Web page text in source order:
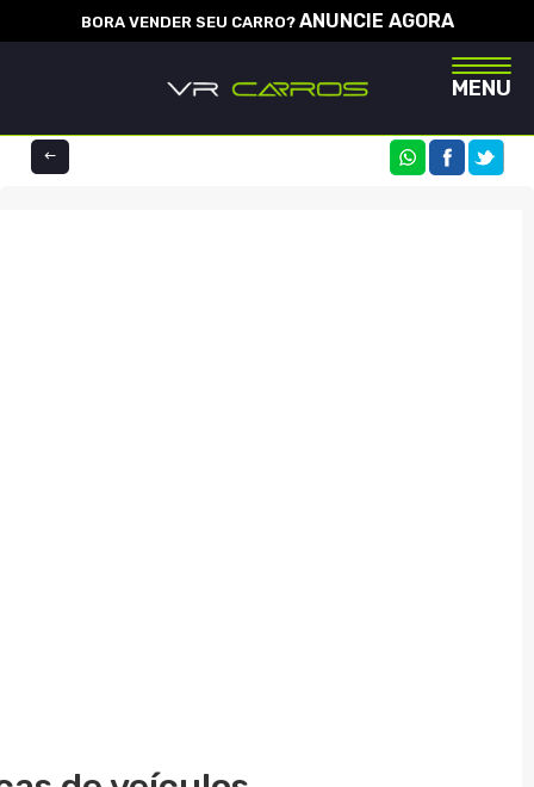
BORA VENDER SEU CARRO? ANUNCIE AGORA
MENU